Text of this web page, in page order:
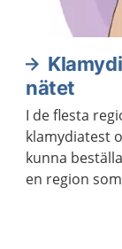
nätet
I de flesta
klamydiatest
kunna
en region